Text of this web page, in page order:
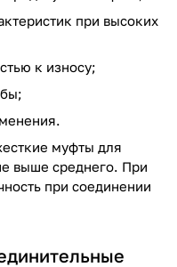
при высоких
к износу;
муфты для
выше среднего. При
при соединении